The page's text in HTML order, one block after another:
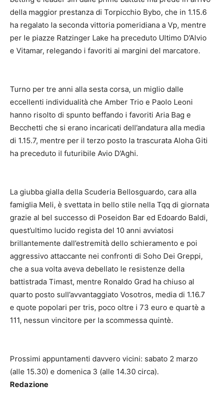
della maggior prestanza di Torpicchio Bybo, che in 1.15.6
ha regalato la seconda vittoria pomeridiana a Vp, mentre
per le piazze Ratzinger Lake ha preceduto Ultimo D’Alvio
e Vitamar, relegando i favoriti ai margini del marcatore.
Turno per tre anni alla sesta corsa, un miglio dalle
eccellenti individualità che Amber Trio e Paolo Leoni
hanno risolto di spunto beffando i favoriti Aria Bag e
Becchetti che si erano incaricati dell’andatura alla media
di 1.15.7, mentre per il terzo posto la trascurata Aloha Giti
ha preceduto il futuribile Avio D’Aghi.
La giubba gialla della Scuderia Bellosguardo, cara alla
famiglia Meli, è svettata in bello stile nella Tqq di giornata
grazie al bel successo di Poseidon Bar ed Edoardo Baldi,
quest’ultimo lucido regista del 10 anni avviatosi
brillantemente dall’estremità dello schieramento e poi
aggressivo attaccante nei confronti di Soho Dei Greppi,
che a sua volta aveva debellato le resistenze della
battistrada Timast, mentre Ronaldo Grad ha chiuso al
quarto posto sull’avvantaggiato Vosotros, media di 1.16.7
e quote popolari per tris, poco oltre i 73 euro e quartè a
111, nessun vincitore per la scommessa quintè.
Prossimi appuntamenti davvero vicini: sabato 2 marzo
(alle 15.30) e domenica 3 (alle 14.30 circa).
Redazione